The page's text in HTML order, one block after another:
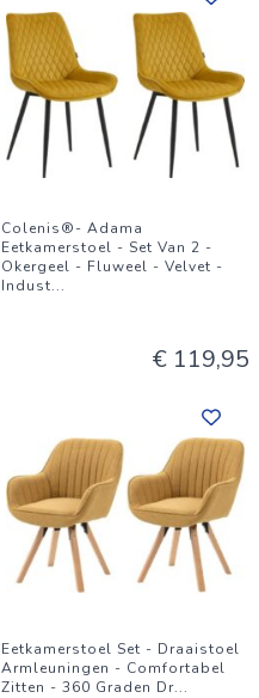
Colenis®- Adama
Eetkamerstoel - Set Van 2 -
Okergeel - Fluweel - Velvet -
Indust...
€ 119,95
Eetkamerstoel Set - Draaistoel
Armleuningen - Comfortabel
Zitten - 360 Graden Dr...